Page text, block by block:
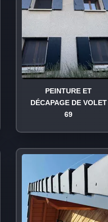
PEINTURE ET
DÉCAPAGE DE VOLET
69